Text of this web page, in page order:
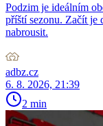
Podzim je ideálním
příští sezonu. Začít je
nabrousit.
adbz.cz
6. 8. 2026, 21:39
2 min